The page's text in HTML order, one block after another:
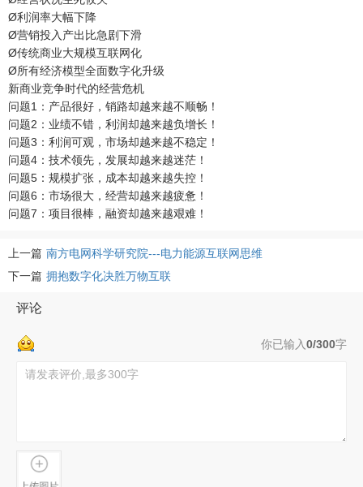
Ø利润率大幅下降
Ø营销投入产出比急剧下滑
Ø传统商业大规模互联网化
Ø所有经济模型全面数字化升级
新商业竞争时代的经营危机
问题1：产品很好，销路却越来越不顺畅！
问题2：业绩不错，利润却越来越负增长！
问题3：利润可观，市场却越来越不稳定！
问题4：技术领先，发展却越来越迷茫！
问题5：规模扩张，成本却越来越失控！
问题6：市场很大，经营却越来越疲惫！
问题7：项目很棒，融资却越来越艰难！
上一篇 南方电网科学研究院---电力能源互联网思维
下一篇 拥抱数字化决胜万物互联
评论
你已输入0/300字